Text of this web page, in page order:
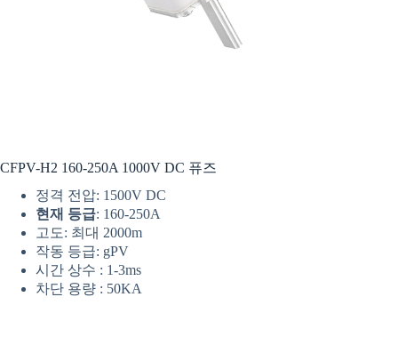
CFPV-H2 160-250A 1000V DC 퓨즈
정격 전압: 1500V DC
현재 등급: 160-250A
고도: 최대 2000m
작동 등급: gPV
시간 상수 : 1-3ms
차단 용량 : 50KA